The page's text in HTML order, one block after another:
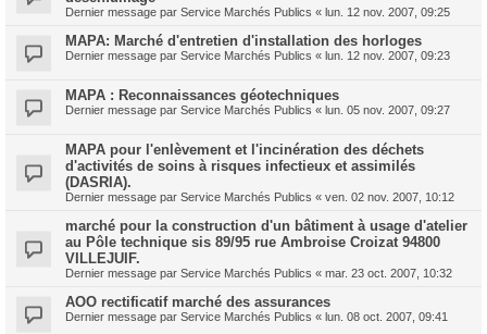
Dernier message par Service Marchés Publics « lun. 12 nov. 2007, 09:25
MAPA: Marché d'entretien d'installation des horloges
Dernier message par Service Marchés Publics « lun. 12 nov. 2007, 09:23
MAPA : Reconnaissances géotechniques
Dernier message par Service Marchés Publics « lun. 05 nov. 2007, 09:27
MAPA pour l'enlèvement et l'incinération des déchets
d'activités de soins à risques infectieux et assimilés
(DASRIA).
Dernier message par Service Marchés Publics « ven. 02 nov. 2007, 10:12
marché pour la construction d'un bâtiment à usage d'atelier
au Pôle technique sis 89/95 rue Ambroise Croizat 94800
VILLEJUIF.
Dernier message par Service Marchés Publics « mar. 23 oct. 2007, 10:32
AOO rectificatif marché des assurances
Dernier message par Service Marchés Publics « lun. 08 oct. 2007, 09:41